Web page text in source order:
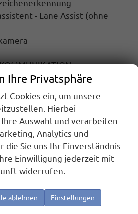
- Lane Assist (ohne
Smart Link+ (Navigation
möglich (kompatibles
und Müdigkeitserkennung
Deaktivierung
Select ohne Chassis Presets
Ihre Privatsphäre
Cookies ein, um unsere
Hierbei
Auswahl und verarbeiten
Analytics und
die Sie uns Ihr Einverständnis
Einwilligung jederzeit mit
widerrufen.
ablehnen Einstellungen